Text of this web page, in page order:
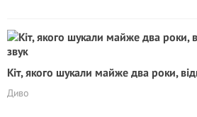
Кіт, якого шукали майже два роки,
Диво